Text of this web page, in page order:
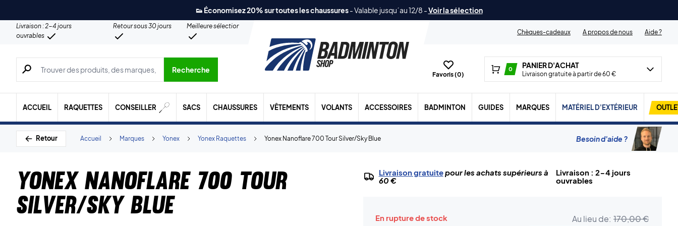
👟 Économisez 20% sur toutes les chaussures-Valable jusqu´au 12/8 -Voir la sélection
Livraison : 2-4 jours
ouvrables
Retour sous 30 jours
Meilleure sélection
Chèques-cadeaux
A propos de nous Aide ?
Recherche de produits, de marques, etc.
Recherche
Favoris (0)
0 PANIER D'ACHAT
Livraison gratuite à partir de 60 €
ACCUEIL RAQUETTES CONSEILLER SACS CHAUSSURES VÊTEMENTS VOLANTS ACCESSOIRES BADMINTON GUIDES MARQUES MATÉRIEL D'EXTÉRIEUR
Retour Yonex Nanoflare 700 Tour Silver/Sky Blue
Yonex Raquettes
Yonex
Marques
Accueil Besoin d'aide ?
Yonex Nanoflare 700 Tour
Silver/Sky Blue
Livraison gratuitepour les achats supérieurs à
60 €
Livraison : 2-4 jours
ouvrables
En rupture de stock Au lieu de: 170,00 €